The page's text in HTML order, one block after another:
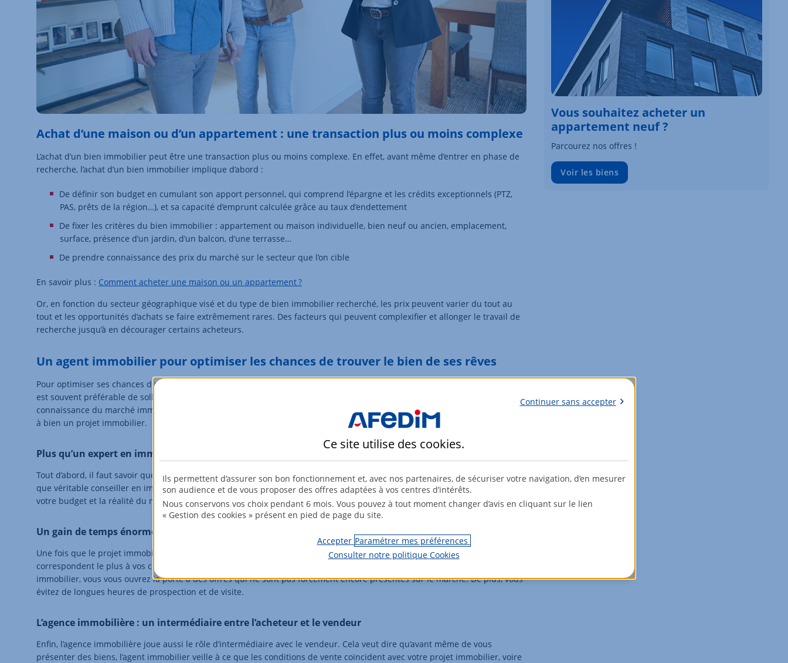
Achat d’une maison ou d’un appartement : une transaction plus ou moins complexe
L’achat d’un bien immobilier peut être une transaction plus ou moins complexe. En effet, avant même d’entrer en phase de
recherche, l’achat d’un bien immobilier implique d’abord :
De définir son budget en cumulant son apport personnel, qui comprend l’épargne et les crédits exceptionnels (PTZ,
PAS, prêts de la région…), et sa capacité d’emprunt calculée grâce au taux d’endettement
De fixer les critères du bien immobilier : appartement ou maison individuelle, bien neuf ou ancien, emplacement,
surface, présence d’un jardin, d’un balcon, d’une terrasse…
De prendre connaissance des prix du marché sur le secteur que l’on cible
En savoir plus : Comment acheter une maison ou un appartement ?
Or, en fonction du secteur géographique visé et du type de bien immobilier recherché, les prix peuvent varier du tout au
tout et les opportunités d’achats se faire extrêmement rares. Des facteurs qui peuvent complexifier et allonger le travail de
recherche jusqu’à en décourager certains acheteurs.
Un agent immobilier pour optimiser les chances de trouver le bien de ses rêves
Pour optimiser ses chances de trouver le bien qui correspond parfaitement à ses critères tout en se dégageant du temps, il
est souvent préférable de solliciter une agence immobilière spécialisée sur le secteur que l’on cible. Grâce à leur parfaite
connaissance du marché immobilier local et à leur large réseau, les agences immobilières sont de solides alliés pour mener
à bien un projet immobilier.
Plus qu’un expert en immobilier, un véritable conseiller
Tout d’abord, il faut savoir que le rôle de l’agent immobilier ne s’arrête pas à la vente d’un bien. Son but est d’agir en tant
que véritable conseiller en immobilier. Il vous aide donc à construire un projet immobilier qui concilie à la fois vos critères,
votre budget et la réalité du marché immobilier.
Un gain de temps énorme dans les recherches immobilières
Une fois que le projet immobilier est parfaitement défini, l’agent immobilier active son réseau pour rechercher les biens qui
correspondent le plus à vos critères et à votre budget afin de vous les présenter. En déléguant ce travail à un agent
immobilier, vous vous ouvrez la porte à des offres qui ne sont pas forcément encore présentes sur le marché. De plus, vous
évitez de longues heures de prospection et de visite.
L’agence immobilière : un intermédiaire entre l’acheteur et le vendeur
Enfin, l’agence immobilière joue aussi le rôle d’intermédiaire avec le vendeur. Cela veut dire qu’avant même de vous
présenter des biens, l’agent immobilier veille à ce que les conditions de vente coïncident avec votre projet immobilier, voire
Vous souhaitez acheter un
appartement neuf ?
Parcourez nos offres !
Voir les biens
Continuer sans accepter
Ce site utilise des cookies.
Ils permettent d’assurer son bon fonctionnement et, avec nos partenaires, de sécuriser votre navigation, d’en mesurer
son audience et de vous proposer des offres adaptées à vos centres d’intérêts.
Nous conservons vos choix pendant 6 mois. Vous pouvez à tout moment changer d’avis en cliquant sur le lien
« Gestion des cookies » présent en pied de page du site.
Accepter Paramétrer mes préférences
Consulter notre politique Cookies